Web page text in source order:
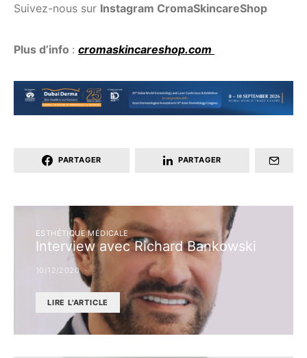
Suivez-nous sur Instagram CromaSkincareShop
Plus d’info : cromaskincareshop.com
PARTAGER PARTAGER
ESTHÉTIQUE MÉDICALE
Interview avec Richard Bankowski
10/12/2020
LIRE L'ARTICLE